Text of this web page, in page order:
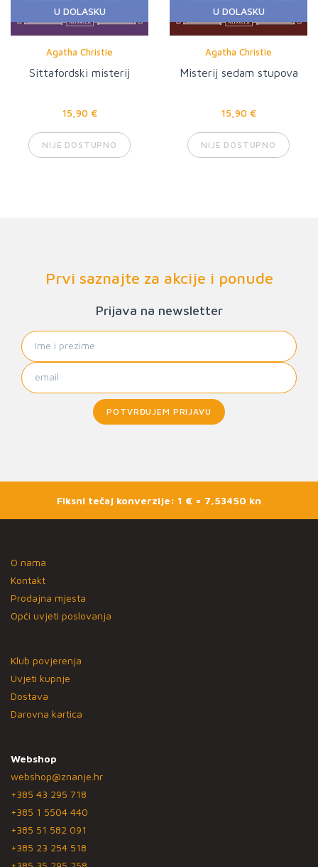
U DOLASKU
Agatha Christie
Sittafordski misterij
15,90 €
NIJE DOSTUPNO
U DOLASKU
Agatha Christie
Misterij sedam stupova
15,90 €
NIJE DOSTUPNO
Prvi saznajte za akcije i ponude
Prijava na newsletter
POTVRĐUJEM PRIJAVU
Fiksni tečaj konverzije: 1 € = 7,53450 kn
O nama
Kontakt
Prodajna mjesta
Opći uvjeti poslovanja
Klub povjerenja
Uvjeti kupnje
Dostava
Darovna kartica
Webshop
webshop@znanje.hr
+385 43 295 718
+385 1 5504 440
+385 51 582 091
+385 23 254 518